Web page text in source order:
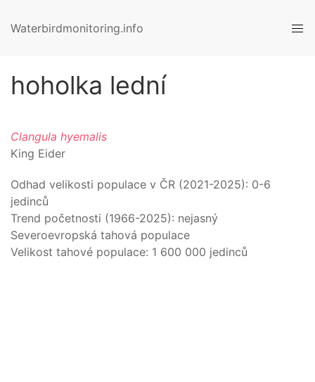
Waterbirdmonitoring.info
hoholka lední
Clangula hyemalis
King Eider
Odhad velikosti populace v ČR (2021-2025): 0-6
jedinců
Trend početnosti (1966-2025): nejasný
Severoevropská tahová populace
Velikost tahové populace: 1 600 000 jedinců